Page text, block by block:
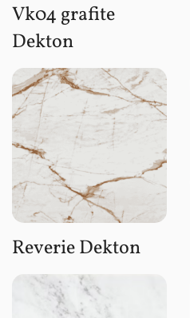
Vk04 grafite
Dekton
Reverie Dekton